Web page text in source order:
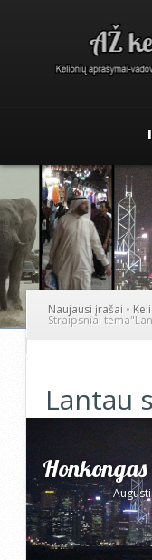
Naujausi įrašai •
Straipsniai tema"
Lantau